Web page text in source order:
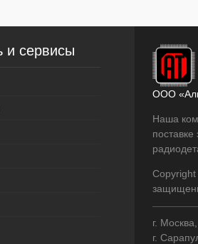
сервисы
ООО
Наша
г.
г.